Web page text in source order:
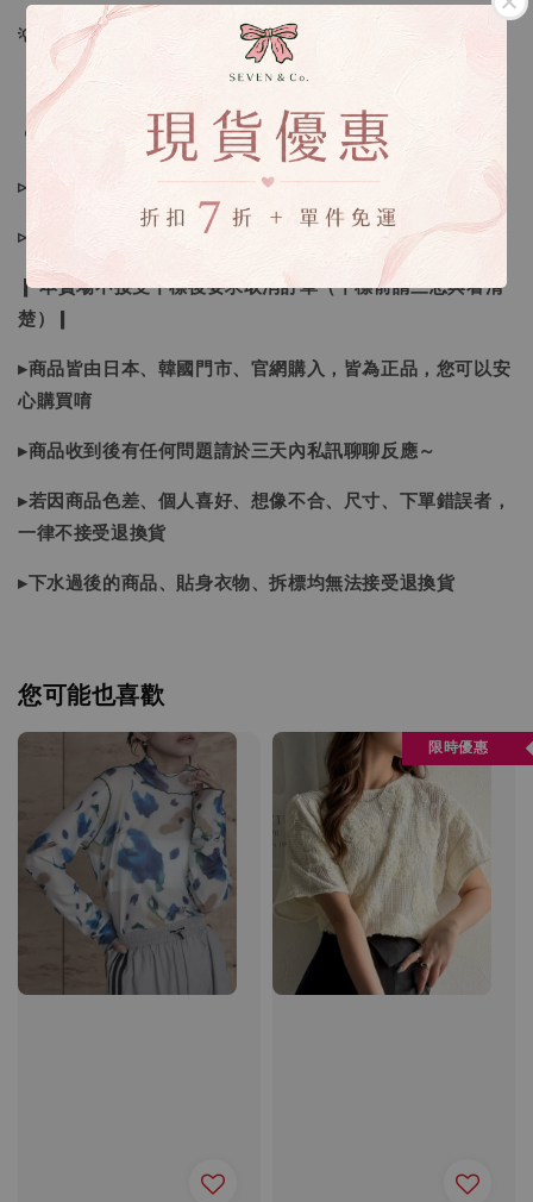
💡訂單依照下單順序為主唷！
🔍IG搜尋：Sevenjewelry.co
▹現貨商品１～３日內寄出
▹預購商品７～２１日（不含假日）寄出，如遇缺貨請見諒！
❙ 本賣場不接受下標後要求取消訂單（下標前請三思與看清
楚）❙
▸商品皆由日本、韓國門市、官網購入，皆為正品，您可以安
心購買唷
▸商品收到後有任何問題請於三天內私訊聊聊反應～
▸若因商品色差、個人喜好、想像不合、尺寸、下單錯誤者，
一律不接受退換貨
▸下水過後的商品、貼身衣物、拆標均無法接受退換貨
您可能也喜歡
限時優惠